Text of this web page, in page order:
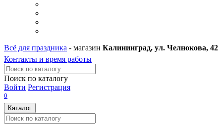
Всё для праздника - магазин Калининград, ул. Челнокова, 42
Контакты и время работы
Поиск по каталогу
Войти Регистрация
0
Каталог